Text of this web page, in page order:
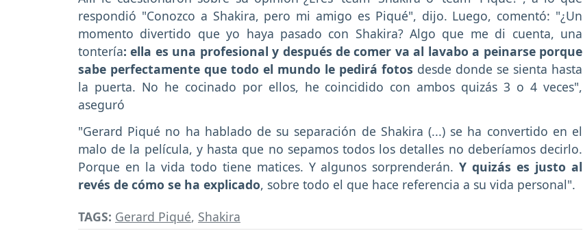
respondió "Conozco a Shakira, pero mi amigo es Piqué", dijo. Luego, comentó: "¿Un
momento divertido que yo haya pasado con Shakira? Algo que me di cuenta, una
tontería: ella es una profesional y después de comer va al lavabo a peinarse porque
sabe perfectamente que todo el mundo le pedirá fotos desde donde se sienta hasta
la puerta. No he cocinado por ellos, he coincidido con ambos quizás 3 o 4 veces",
aseguró
"Gerard Piqué no ha hablado de su separación de Shakira (...) se ha convertido en el
malo de la película, y hasta que no sepamos todos los detalles no deberíamos decirlo.
Porque en la vida todo tiene matices. Y algunos sorprenderán.Y quizás es justo al
revés de cómo se ha explicado, sobre todo el que hace referencia a su vida personal".
TAGS: Gerard Piqué, Shakira